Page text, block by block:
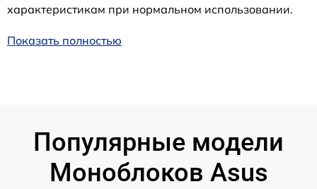
характеристикам при нормальном использовании.
Показать полностью
Популярные модели
Моноблоков Asus